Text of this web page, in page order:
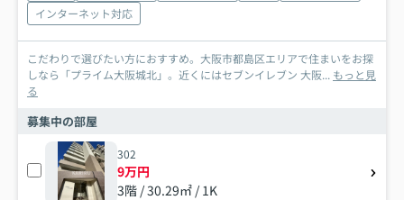
インターネット対応
こだわりで選びたい方におすすめ。大阪市都島区エリアで住まいをお探
しなら「プライム大阪城北」。近くにはセブンイレブン 大阪... もっと見
る
募集中の部屋
302
9万円
3階 / 30.29㎡ / 1K